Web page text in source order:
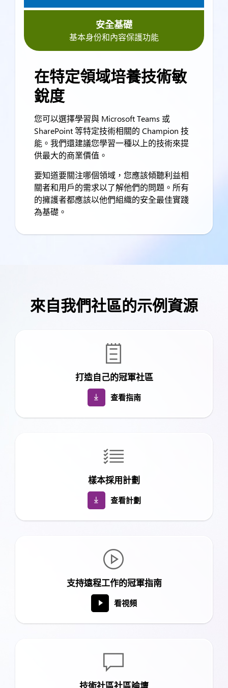
安全基礎
基本身份和內容保護功能
在特定領域培養技術敏
銳度
您可以選擇學習與 Microsoft Teams 或
SharePoint 等特定技術相關的 Champion 技
能。我們還建議您學習一種以上的技術來提
供最大的商業價值。
要知道要關注哪個領域，您應該傾聽利益相
關者和用戶的需求以了解他們的問題。所有
的擁護者都應該以他們組織的安全最佳實踐
為基礎。
來自我們社區的示例資源

打造自己的冠軍社區
查看指南

樣本採用計劃
查看計劃

支持遠程工作的冠軍指南
看視頻

技術社區社區論壇